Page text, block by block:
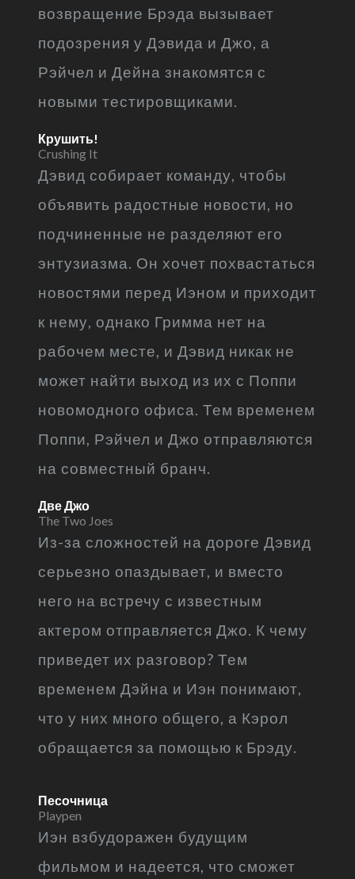
возвращение Брэда вызывает
подозрения у Дэвида и Джо, а
Рэйчел и Дейна знакомятся с
новыми тестировщиками.
Крушить!
Crushing It
Дэвид собирает команду, чтобы
объявить радостные новости, но
подчиненные не разделяют его
энтузиазма. Он хочет похвастаться
новостями перед Иэном и приходит
к нему, однако Гримма нет на
рабочем месте, и Дэвид никак не
может найти выход из их с Поппи
новомодного офиса. Тем временем
Поппи, Рэйчел и Джо отправляются
на совместный бранч.
Две Джо
The Two Joes
Из-за сложностей на дороге Дэвид
серьезно опаздывает, и вместо
него на встречу с известным
актером отправляется Джо. К чему
приведет их разговор? Тем
временем Дэйна и Иэн понимают,
что у них много общего, а Кэрол
обращается за помощью к Брэду.
Песочница
Playpen
Иэн взбудоражен будущим
фильмом и надеется, что сможет